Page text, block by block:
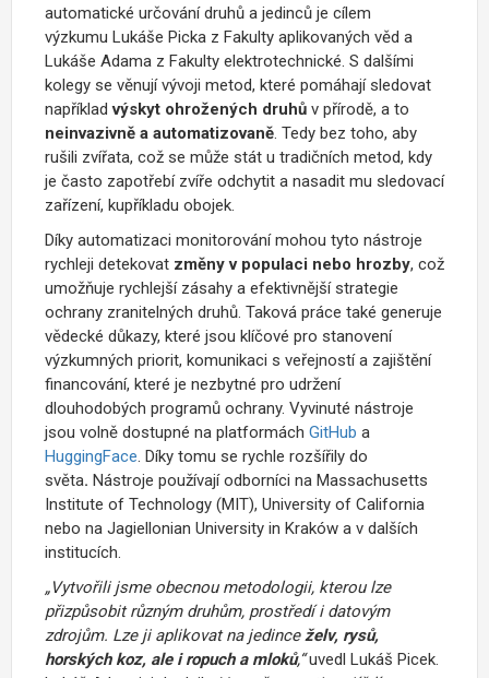
automatické určování druhů a jedinců je cílem
výzkumu Lukáše Picka z Fakulty aplikovaných věd a
Lukáše Adama z Fakulty elektrotechnické. S dalšími
kolegy se věnují vývoji metod, které pomáhají sledovat
napříkladvýskyt ohrožených druhů v přírodě, a to
neinvazivně a automatizovaně. Tedy bez toho, aby
rušili zvířata, což se může stát u tradičních metod, kdy
je často zapotřebí zvíře odchytit a nasadit mu sledovací
zařízení, kupříkladu obojek.
Díky automatizaci monitorování mohou tyto nástroje
rychleji detekovat změny v populaci nebo hrozby, což
umožňuje rychlejší zásahy a efektivnější strategie
ochrany zranitelných druhů. Taková práce také generuje
vědecké důkazy, které jsou klíčové pro stanovení
výzkumných priorit, komunikaci s veřejností a zajištění
financování, které je nezbytné pro udržení
dlouhodobých programů ochrany. Vyvinuté nástroje
jsou volně dostupné na platformách GitHub a
HuggingFace. Díky tomu se rychle rozšířily do
světa. Nástroje používají odborníci na Massachusetts
Institute of Technology (MIT), University of California
nebo na Jagiellonian University in Kraków a v dalších
institucích.
„Vytvořili jsme obecnou metodologii, kterou lze
přizpůsobit různým druhům, prostředí i datovým
zdrojům. Lze ji aplikovat na jedinceželv, rysů,
horských koz, ale i ropuch a mloků,“uvedl Lukáš Picek.